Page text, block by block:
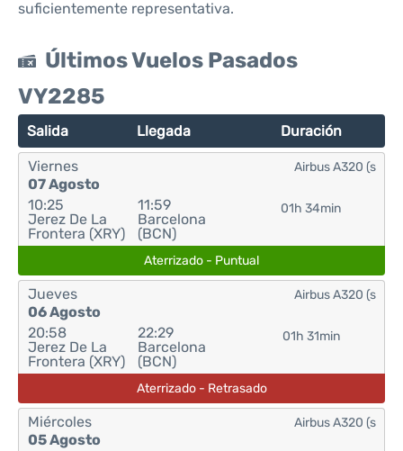
suficientemente representativa.
Últimos Vuelos Pasados
VY2285
Salida Llegada Duración
Viernes
07 Agosto
10:25
Jerez De La
Frontera (XRY)
11:59
Barcelona
(BCN)
01h 34min
Airbus A320 (s
Aterrizado - Puntual
Jueves
06 Agosto
20:58
Jerez De La
Frontera (XRY)
22:29
Barcelona
(BCN)
01h 31min
Airbus A320 (s
Aterrizado - Retrasado
Miércoles
05 Agosto
Airbus A320 (s